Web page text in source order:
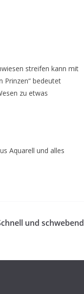
streifen kann mit
Prinzen“ bedeutet
zu etwas
Aquarell und alles
und schwebend